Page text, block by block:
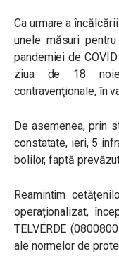
Ca urmare a
unele măsuri
pandemiei de
ziua de 18
contravenţionale, în
De asemenea, prin
constatate, ieri, 5
bolilor, faptă
Reamintim
operaționalizat,
TELVERDE
ale normelor de